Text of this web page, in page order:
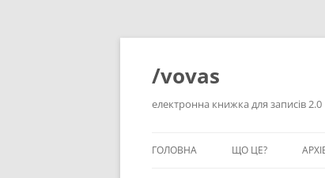
Перейти
/vovas
електронна книжка для записів 2.0
ГОЛОВНА ЩО ЦЕ?